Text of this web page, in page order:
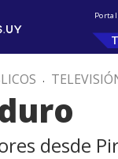
.
desde